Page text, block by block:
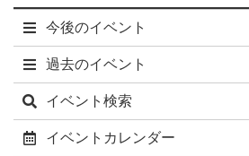
今後のイベント
過去のイベント
イベント検索
イベントカレンダー